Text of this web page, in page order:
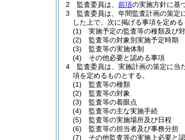
2
監査委員は、 前項の実施方針に基
3
監査委員は、年間監査計画の策定
した上で、次に掲げる事項を定める
(1)
実施予定の監査等の種類及び
(2)
監査等の対象別実施予定時期
(3)
監査等の実施体制
(4)
その他必要と認める事項
4
監査委員は、実施計画の策定に当
項を定めるものとする。
(1)
監査等の種類
(2)
監査等の対象
(3)
監査等の着眼点
(4)
監査等の主な実施手続
(5)
監査等の実施場所及び日程
(6)
監査等の担当者及び事務分担
(7)
その他監査等の実施上必要と